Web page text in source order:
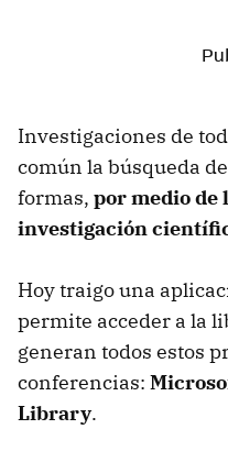
Investigaciones de
común la búsqueda
formas, por medio de
investigación
Hoy traigo una
permite acceder a la
generan todos estos
conferencias:
Library.